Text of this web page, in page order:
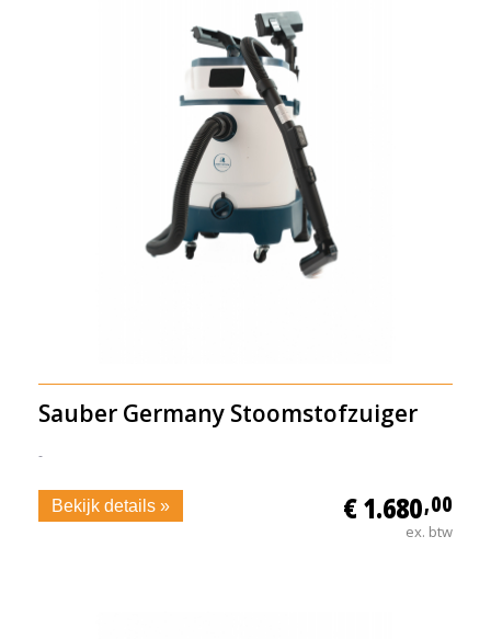
Sauber Germany Stoomstofzuiger
-
€ 1.680,00
ex. btw
Bekijk details »